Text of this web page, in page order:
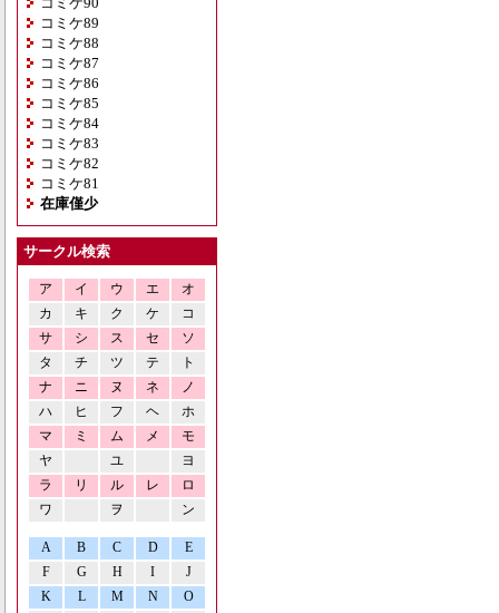
コミケ89
コミケ88
コミケ87
コミケ86
コミケ85
コミケ84
コミケ83
コミケ82
コミケ81
在庫僅少
サークル検索
ア イ ウ エ
オ
カ
キ ク ケ
コ
サ
シ ス セ
ソ
タ
チ ツ テ
ト
ナ
ニ ヌ ネ
ノ
ハ
ヒ フ ヘ
ホ
マ
ミ ム メ
モ
ヤ
ユ
ヨ
ラ
リ ル レ
ロ
ワ
ヲ ン
A B C D
E
F
G H I
J
K
L M N O